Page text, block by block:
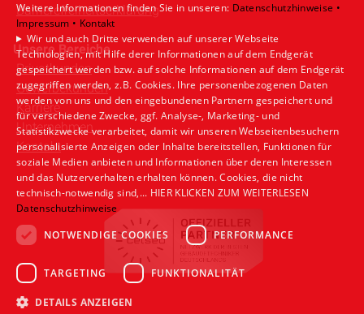
Barrierefreiheitserklärung
Unsere Bereiche
Privatkunden
Gewerbekunden
Karriere
Unternehmen
Kontakt
Weitere Informationen finden Sie in unseren: Datenschutzhinweise •
Impressum • Kontakt
Wir und auch Dritte verwenden auf unserer Webseite
Technologien, mit Hilfe derer Informationen auf dem Endgerät
gespeichert werden bzw. auf solche Informationen auf dem Endgerät
zugegriffen werden, z.B. Cookies. Ihre personenbezogenen Daten
werden von uns und den eingebundenen Partnern gespeichert und
für verschiedene Zwecke, ggf. Analyse-, Marketing- und
Statistikzwecke verarbeitet, damit wir unseren Webseitenbesuchern
personalisierte Anzeigen oder Inhalte bereitstellen, Funktionen für
soziale Medien anbieten und Informationen über deren Interessen
und das Nutzerverhalten erhalten können. Cookies, die nicht
technisch-notwendig sind,... HIER KLICKEN ZUM WEITERLESEN
Datenschutzhinweise
NOTWENDIGE COOKIES
PERFORMANCE
TARGETING FUNKTIONALITÄT
DETAILS ANZEIGEN